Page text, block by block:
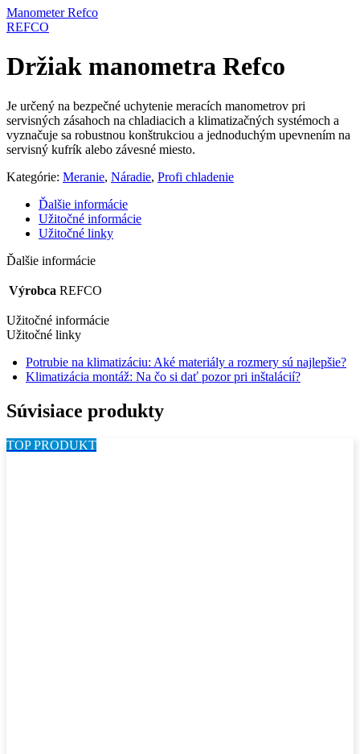
Manometer Refco
REFCO
Držiak manometra Refco
Je určený na bezpečné uchytenie meracích manometrov pri
servisných zásahoch na chladiacich a klimatizačných systémoch a
vyznačuje sa robustnou konštrukciou a jednoduchým upevnením na
servisný kufrík alebo závesné miesto.
Kategórie: Meranie, Náradie, Profi chladenie
Ďalšie informácie
Užitočné informácie
Užitočné linky
Ďalšie informácie
Výrobca REFCO
Užitočné informácie
Užitočné linky
Potrubie na klimatizáciu: Aké materiály a rozmery sú najlepšie?
Klimatizácia montáž: Na čo si dať pozor pri inštalácií?
Súvisiace produkty
TOP PRODUKT